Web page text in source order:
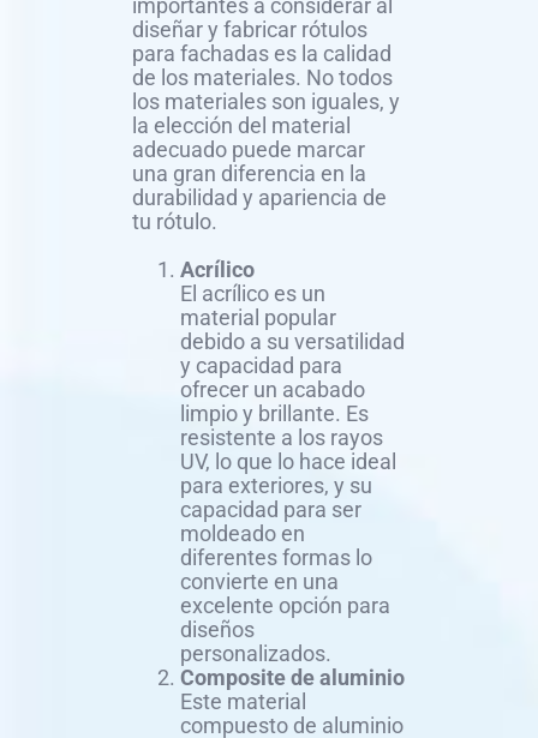
diseñar y fabricar rótulos
para fachadas es la calidad
de los materiales. No todos
los materiales son iguales, y
la elección del material
adecuado puede marcar
una gran diferencia en la
durabilidad y apariencia de
tu rótulo.
Acrílico
El acrílico es un
material popular
debido a su versatilidad
y capacidad para
ofrecer un acabado
limpio y brillante. Es
resistente a los rayos
UV, lo que lo hace ideal
para exteriores, y su
capacidad para ser
moldeado en
diferentes formas lo
convierte en una
excelente opción para
diseños
personalizados.
Composite de aluminio
Este material
compuesto de aluminio